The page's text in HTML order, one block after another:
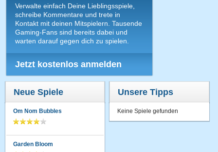
Verwalte einfach Deine Lieblingsspiele,
schreibe Kommentare und trete in
Kontakt mit deinen Mitspielern. Tausende
Gaming-Fans sind bereits dabei und
warten darauf gegen dich zu spielen.
Jetzt kostenlos anmelden
Neue Spiele
Om Nom Bubbles
Garden Bloom
Unsere Tipps
Keine Spiele gefunden